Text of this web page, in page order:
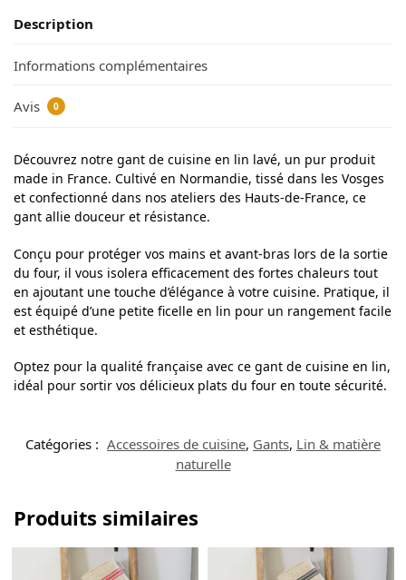
Description
Informations complémentaires
Avis 0
Découvrez notre gant de cuisine en lin lavé, un pur produit
made in France. Cultivé en Normandie, tissé dans les Vosges
et confectionné dans nos ateliers des Hauts-de-France, ce
gant allie douceur et résistance.
Conçu pour protéger vos mains et avant-bras lors de la sortie
du four, il vous isolera efficacement des fortes chaleurs tout
en ajoutant une touche d’élégance à votre cuisine. Pratique, il
est équipé d’une petite ficelle en lin pour un rangement facile
et esthétique.
Optez pour la qualité française avec ce gant de cuisine en lin,
idéal pour sortir vos délicieux plats du four en toute sécurité.
Catégories : Accessoires de cuisine, Gants, Lin & matière
naturelle
Produits similaires